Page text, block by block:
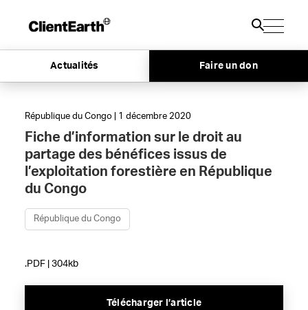
Actualités Faire un don
République du Congo | 1 décembre 2020
Fiche d’information sur le droit au
partage des bénéfices issus de
l’exploitation forestière en République
du Congo
République du Congo
.PDF | 304kb
Télécharger l’article